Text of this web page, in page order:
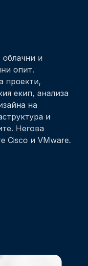
облачни и
опит.
проекти,
екип, анализа
на
и
Негова
Cisco и VMware.